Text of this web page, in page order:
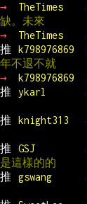
→
TheTimes
缺。未來
→
TheTimes
推
k798976869
年不退不就
→
k798976869
推
ykarl
推 knight313
推 GSJ
是這樣的的
推
gswang